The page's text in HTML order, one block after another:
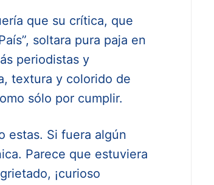
que su crítica, que
soltara pura paja en
periodistas y
textura y colorido de
sólo por cumplir.
estas. Si fuera algún
Parece que estuviera
¡curioso